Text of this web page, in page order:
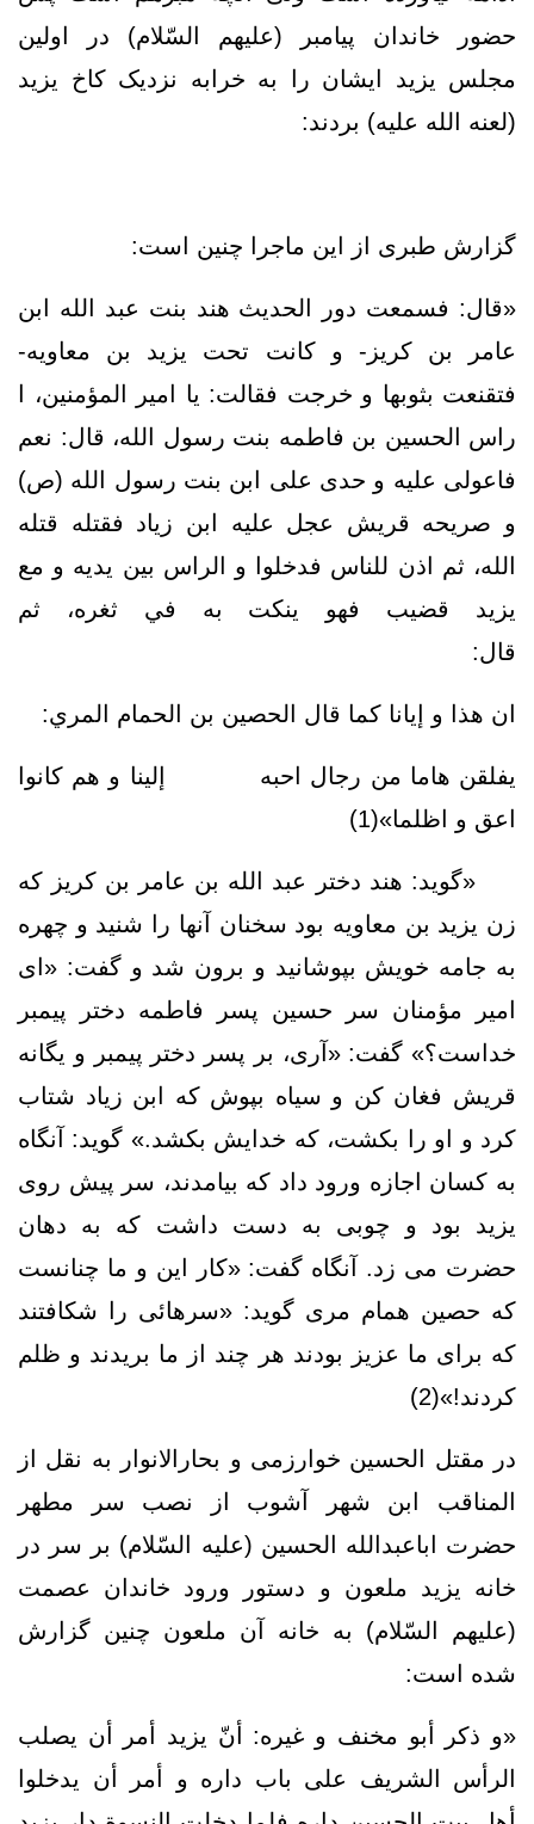
حضور خاندان پیامبر (علیهم السّلام) در اولین
مجلس یزید ایشان را به خرابه نزدیک کاخ یزید
(لعنه الله علیه) بردند:
گزارش طبری از این ماجرا چنین است:
«قال: فسمعت دور الحديث هند بنت عبد الله ابن
عامر بن كريز- و كانت تحت يزيد بن معاويه-
فتقنعت بثوبها و خرجت فقالت: يا امير المؤمنين، ا
راس الحسين بن فاطمه بنت رسول الله، قال: نعم
فاعولى عليه و حدى على ابن بنت رسول الله (ص)
و صريحه قريش عجل عليه ابن زياد فقتله قتله
الله، ثم اذن للناس فدخلوا و الراس بين يديه و مع
يزيد قضيب فهو ينكت به في ثغره، ثم
قال:
ان هذا و إيانا كما قال الحصين بن الحمام المري:
يفلقن هاما من رجال احبه إلينا و هم كانوا
اعق و اظلما»(1)
«گويد: هند دختر عبد الله بن عامر بن كريز كه
زن يزيد بن معاويه بود سخنان آنها را شنيد و چهره
به جامه خويش بپوشانيد و برون شد و گفت: «اى
امير مؤمنان سر حسين پسر فاطمه دختر پيمبر
خداست؟» گفت: «آرى، بر پسر دختر پيمبر و یگانه
قريش فغان كن و سياه بپوش كه ابن زياد شتاب
كرد و او را بكشت، كه خدايش بكشد.» گويد: آنگاه
به كسان اجازه ورود داد كه بيامدند، سر پيش روى
يزيد بود و چوبى به دست داشت كه به دهان
حضرت مى ‏زد. آنگاه گفت: «كار اين و ما چنانست
كه حصين همام مرى گويد: «سرهائى را شكافتند
که برای ما عزیز بودند هر چند از ما بریدند و ظلم
کردند!»(2)
در مقتل الحسین خوارزمی و بحارالانوار به نقل از
المناقب ابن شهر آشوب از نصب سر مطهر
حضرت اباعبدالله الحسین (علیه السّلام) بر سر در
خانه یزید ملعون و دستور ورود خاندان عصمت
(علیهم السّلام) به خانه آن ملعون چنین گزارش
شده است:
«و ذكر أبو مخنف و غيره: أنّ‌ يزيد أمر أن يصلب
الرأس الشريف على باب داره و أمر أن يدخلوا